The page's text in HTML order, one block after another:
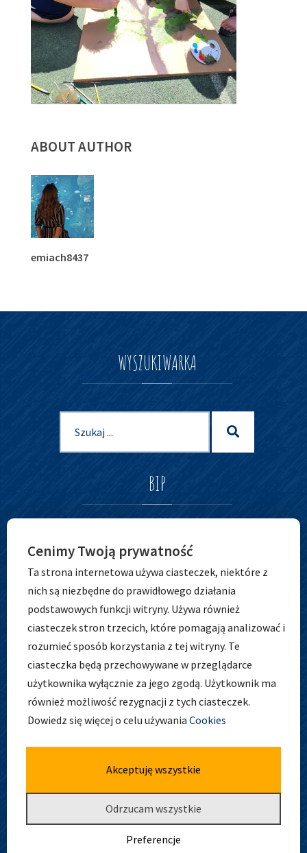
ABOUT AUTHOR
emiach8437
WYSZUKIWARKA
dla:
BIP
ADRES
Zespół Szkolno-Przedszkolny nr 5
ul. Osobowicka 127
51-004 Wrocław
tel. 71 798 44 28
Deklaracja dostępności
Cenimy Twoją prywatność
Ta strona internetowa używa ciasteczek, niektóre z
nich są niezbędne do prawidłowego działania
podstawowych funkcji witryny. Używa również
ciasteczek stron trzecich, które pomagają analizować i
rozumieć sposób korzystania z tej witryny. Te
ciasteczka będą przechowywane w przeglądarce
użytkownika wyłącznie za jego zgodą. Użytkownik ma
również możliwość rezygnacji z tych ciasteczek.
Dowiedz się więcej o celu używania Cookies
Akceptuję wszystkie
Odrzucam wszystkie
Preferencje